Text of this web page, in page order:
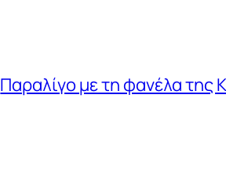
Παραλίγο με τη φανέλα της